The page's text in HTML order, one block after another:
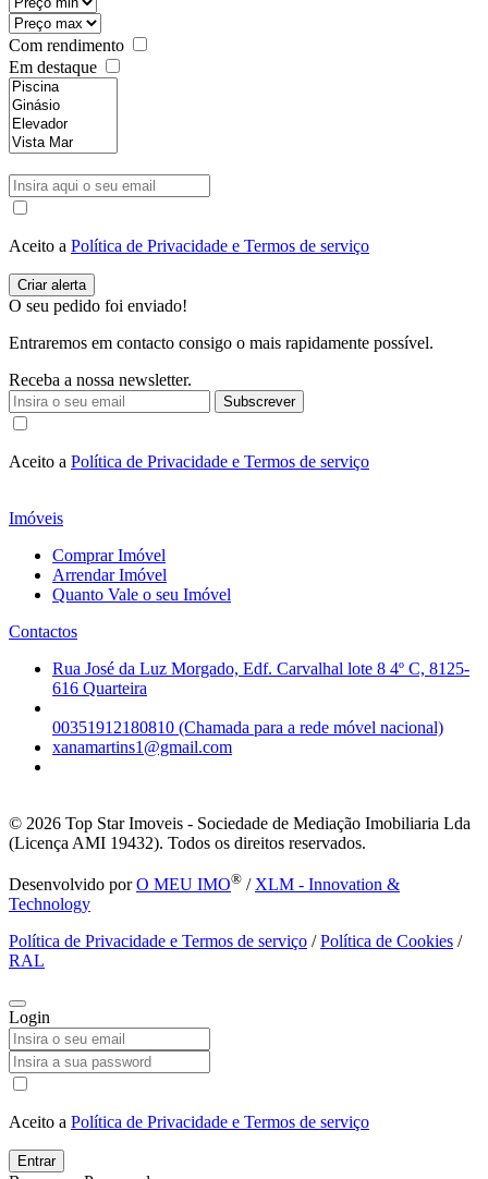
Com rendimento
Em destaque
Aceito a Política de Privacidade e Termos de serviço
O seu pedido foi enviado!
Entraremos em contacto consigo o mais rapidamente possível.
Receba a nossa newsletter.
Subscrever
Aceito a Política de Privacidade e Termos de serviço
Imóveis
Comprar Imóvel
Arrendar Imóvel
Quanto Vale o seu Imóvel
Contactos
Rua José da Luz Morgado, Edf. Carvalhal lote 8 4º C, 8125-
616 Quarteira
00351912180810 (Chamada para a rede móvel nacional)
xanamartins1@gmail.com
© 2026 Top Star Imoveis - Sociedade de Mediação Imobiliaria Lda
(Licença AMI 19432). Todos os direitos reservados.
Desenvolvido porO MEU IMO® / XLM - Innovation &
Technology
Política de Privacidade e Termos de serviço /Política de Cookies /
RAL
Login
Aceito a Política de Privacidade e Termos de serviço
Entrar